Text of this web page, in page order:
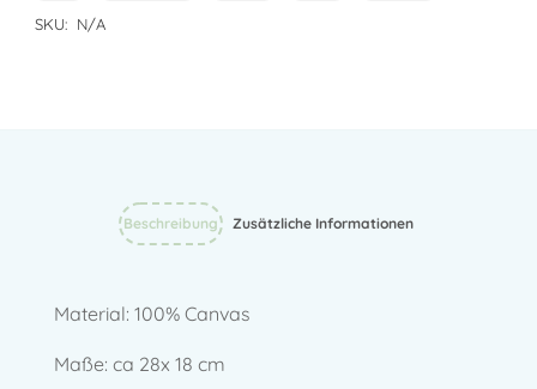
SKU: N/A
Beschreibung Zusätzliche Informationen
Material: 100% Canvas
Maße: ca 28x 18 cm